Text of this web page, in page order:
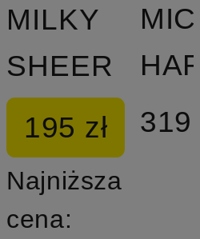
MILKY
SHEER
195 zł
Najniższa
cena:
319